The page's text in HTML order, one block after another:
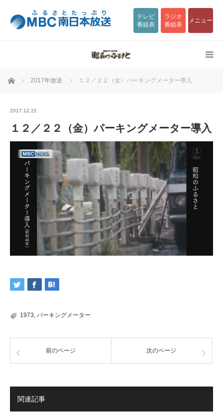
テレビ
番組表
ラジオ
番組表
メニュー
ホーム 2017年放送 １２／２２（金）パーキングメーター導入
2017.12.22
１２／２２（金）パーキングメーター導入
1973, パーキングメーター
前のページ 次のページ
関連記事